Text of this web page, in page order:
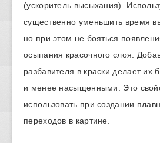
(ускоритель высыхания).
существенно уменьшить время
но при этом не бояться
осыпания красочного слоя.
разбавителя в краски делает их
и менее насыщенными. Это
использовать при создании
переходов в картине.